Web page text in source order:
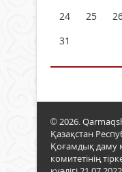
24
25
31
© 2026.
Қазақстан
Қоғамдық даму
комитетінің